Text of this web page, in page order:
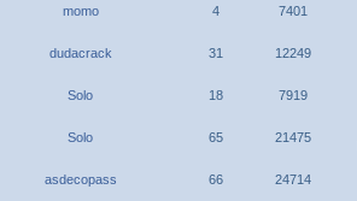
momo 4 7401
dudacrack 31 12249
Solo 18 7919
Solo 65 21475
asdecopass 66 24714